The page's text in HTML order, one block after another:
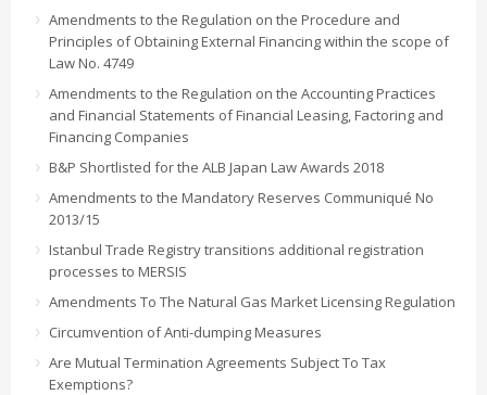
Amendments to the Regulation on the Procedure and
Principles of Obtaining External Financing within the scope of
Law No. 4749
Amendments to the Regulation on the Accounting Practices
and Financial Statements of Financial Leasing, Factoring and
Financing Companies
B&P Shortlisted for the ALB Japan Law Awards 2018
Amendments to the Mandatory Reserves Communiqué No
2013/15
Istanbul Trade Registry transitions additional registration
processes to MERSIS
Amendments To The Natural Gas Market Licensing Regulation
Circumvention of Anti-dumping Measures
Are Mutual Termination Agreements Subject To Tax
Exemptions?